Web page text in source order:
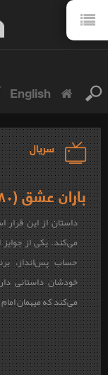
English
سریال
باران عشق (۱۳۸۰)
داستان از این
می‌کند. یکی از
حساب پس‌انداز،
خودشان داستانی
می‌کند که میهمان